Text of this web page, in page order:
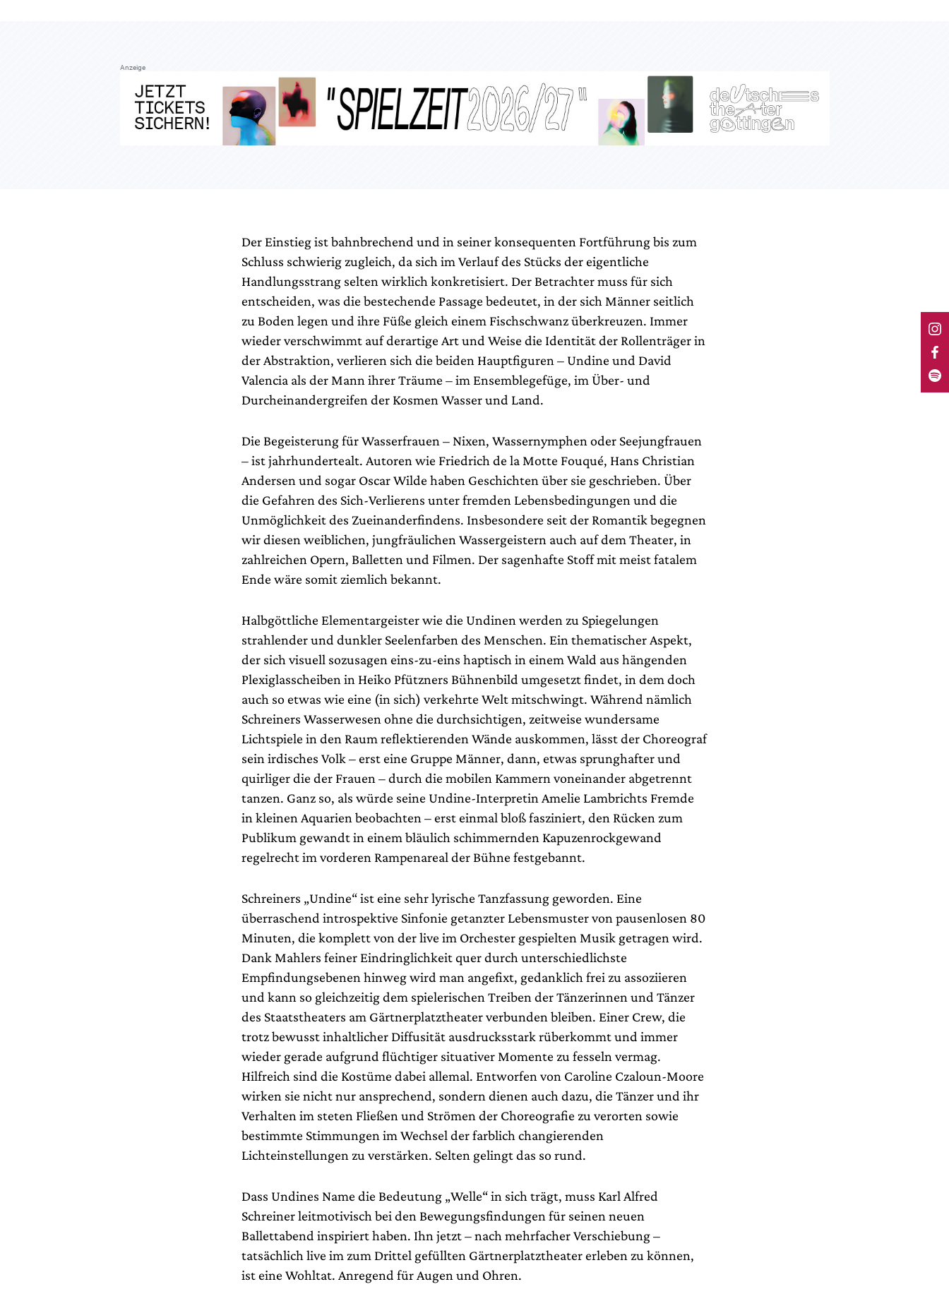
Anzeige
Der Einstieg ist bahnbrechend und in seiner konsequenten Fortführung bis zum
Schluss schwierig zugleich, da sich im Verlauf des Stücks der eigentliche
Handlungsstrang selten wirklich konkretisiert. Der Betrachter muss für sich
entscheiden, was die bestechende Passage bedeutet, in der sich Männer seitlich
zu Boden legen und ihre Füße gleich einem Fischschwanz überkreuzen. Immer
wieder verschwimmt auf derartige Art und Weise die Identität der Rollenträger in
der Abstraktion, verlieren sich die beiden Hauptfiguren – Undine und David
Valencia als der Mann ihrer Träume – im Ensemblegefüge, im Über- und
Durcheinandergreifen der Kosmen Wasser und Land.
Die Begeisterung für Wasserfrauen – Nixen, Wassernymphen oder Seejungfrauen
– ist jahrhundertealt. Autoren wie Friedrich de la Motte Fouqué, Hans Christian
Andersen und sogar Oscar Wilde haben Geschichten über sie geschrieben. Über
die Gefahren des Sich-Verlierens unter fremden Lebensbedingungen und die
Unmöglichkeit des Zueinanderfindens. Insbesondere seit der Romantik begegnen
wir diesen weiblichen, jungfräulichen Wassergeistern auch auf dem Theater, in
zahlreichen Opern, Balletten und Filmen. Der sagenhafte Stoff mit meist fatalem
Ende wäre somit ziemlich bekannt.
Halbgöttliche Elementargeister wie die Undinen werden zu Spiegelungen
strahlender und dunkler Seelenfarben des Menschen. Ein thematischer Aspekt,
der sich visuell sozusagen eins-zu-eins haptisch in einem Wald aus hängenden
Plexiglasscheiben in Heiko Pfützners Bühnenbild umgesetzt findet, in dem doch
auch so etwas wie eine (in sich) verkehrte Welt mitschwingt. Während nämlich
Schreiners Wasserwesen ohne die durchsichtigen, zeitweise wundersame
Lichtspiele in den Raum reflektierenden Wände auskommen, lässt der Choreograf
sein irdisches Volk – erst eine Gruppe Männer, dann, etwas sprunghafter und
quirliger die der Frauen – durch die mobilen Kammern voneinander abgetrennt
tanzen. Ganz so, als würde seine Undine-Interpretin Amelie Lambrichts Fremde
in kleinen Aquarien beobachten – erst einmal bloß fasziniert, den Rücken zum
Publikum gewandt in einem bläulich schimmernden Kapuzenrockgewand
regelrecht im vorderen Rampenareal der Bühne festgebannt.
Schreiners „Undine“ ist eine sehr lyrische Tanzfassung geworden. Eine
überraschend introspektive Sinfonie getanzter Lebensmuster von pausenlosen 80
Minuten, die komplett von der live im Orchester gespielten Musik getragen wird.
Dank Mahlers feiner Eindringlichkeit quer durch unterschiedlichste
Empfindungsebenen hinweg wird man angefixt, gedanklich frei zu assoziieren
und kann so gleichzeitig dem spielerischen Treiben der Tänzerinnen und Tänzer
des Staatstheaters am Gärtnerplatztheater verbunden bleiben. Einer Crew, die
trotz bewusst inhaltlicher Diffusität ausdrucksstark rüberkommt und immer
wieder gerade aufgrund flüchtiger situativer Momente zu fesseln vermag.
Hilfreich sind die Kostüme dabei allemal. Entworfen von Caroline Czaloun-Moore
wirken sie nicht nur ansprechend, sondern dienen auch dazu, die Tänzer und ihr
Verhalten im steten Fließen und Strömen der Choreografie zu verorten sowie
bestimmte Stimmungen im Wechsel der farblich changierenden
Lichteinstellungen zu verstärken. Selten gelingt das so rund.
Dass Undines Name die Bedeutung „Welle“ in sich trägt, muss Karl Alfred
Schreiner leitmotivisch bei den Bewegungsfindungen für seinen neuen
Ballettabend inspiriert haben. Ihn jetzt – nach mehrfacher Verschiebung –
tatsächlich live im zum Drittel gefüllten Gärtnerplatztheater erleben zu können,
ist eine Wohltat. Anregend für Augen und Ohren.